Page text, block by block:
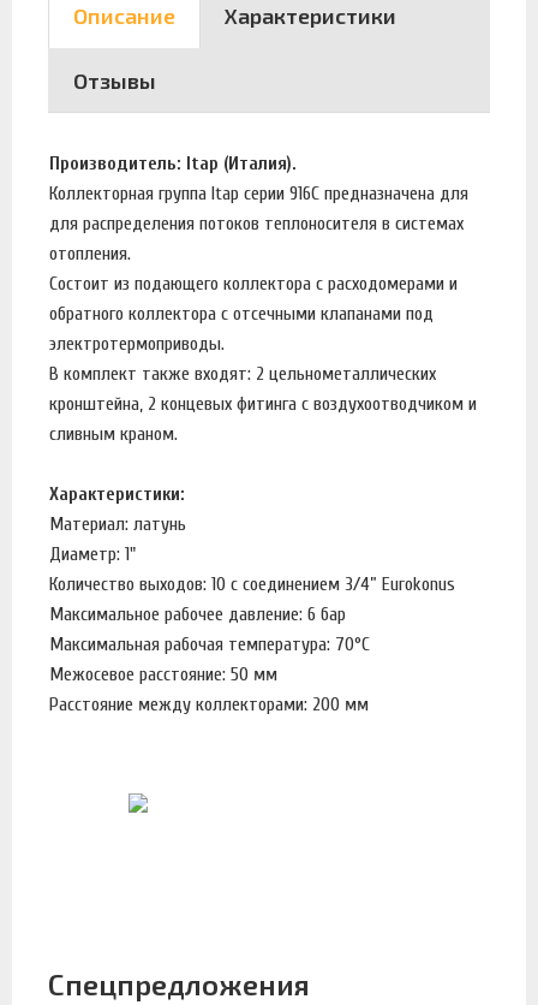
Описание Характеристики
Отзывы
Производитель: Itap (Италия).
Коллекторная группа Itap серии 916C предназначена для
для распределения потоков теплоносителя в системах
отопления.
Состоит из подающего коллектора с расходомерами и
обратного коллектора с отсечными клапанами под
электротермоприводы.
В комплект также входят: 2 цельнометаллических
кронштейна, 2 концевых фитинга с воздухоотводчиком и
сливным краном.
Характеристики:
Материал: латунь
Диаметр: 1"
Количество выходов: 10 с соединением 3/4” Eurokonus
Максимальное рабочее давление: 6 бар
Максимальная рабочая температура: 70°С
Межосевое расстояние: 50 мм
Расстояние между коллекторами: 200 мм
Спецпредложения